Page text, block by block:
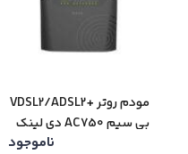
مودم روتر +VDSL2/ADSL2
بی سیم AC750 دی لینک
ناموجود